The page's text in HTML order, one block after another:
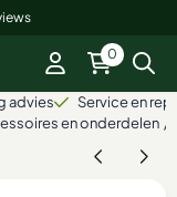
of sta
0
advies
Service en
en onderdelen /